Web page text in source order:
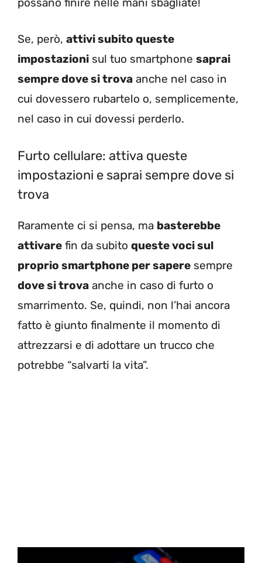
Se, però, attivi subito queste
impostazioni sul tuo smartphone saprai
sempre dove si trova anche nel caso in
cui dovessero rubartelo o, semplicemente,
nel caso in cui dovessi perderlo.
Furto cellulare: attiva queste
impostazioni e saprai sempre dove si
trova
Raramente ci si pensa, ma basterebbe
attivare fin da subito queste voci sul
proprio smartphone per sapere sempre
dove si trova anche in caso di furto o
smarrimento. Se, quindi, non l’hai ancora
fatto è giunto finalmente il momento di
attrezzarsi e di adottare un trucco che
potrebbe “salvarti la vita”.